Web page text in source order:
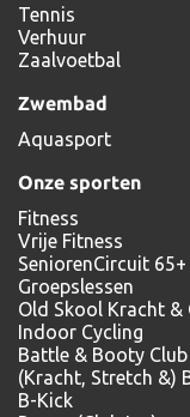
Tennis
Verhuur
Zaalvoetbal
Zwembad
Aquasport
Onze sporten
Fitness
Vrije Fitness
SeniorenCircuit 65+
Groepslessen
Old Skool Kracht &
Indoor Cycling
Battle & Booty
(Kracht, Stretch &)
B-Kick